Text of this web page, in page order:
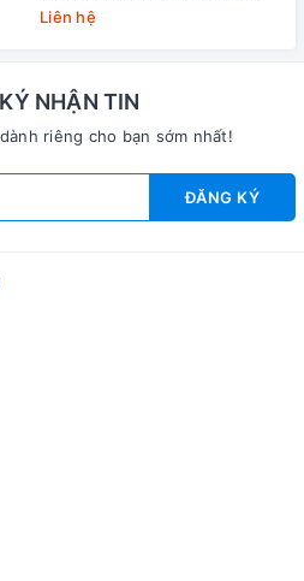
Liên hệ
NHẬN TIN
riêng cho bạn sớm nhất!
ĐĂNG KÝ